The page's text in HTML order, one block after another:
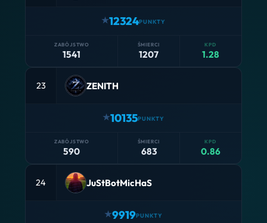
12324
1541 1207 1.28
23 ZENITH
10135
590 683 0.86
24 JuStBotMicHaS
9919